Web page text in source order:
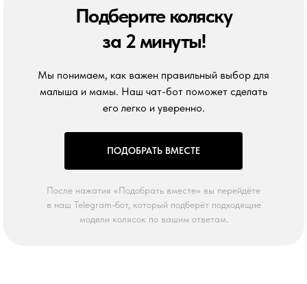
Подберите коляску
за 2 минуты!
После нажатия «Подобрать вместе» вы перейдёте
в наш Telegram-бот, который подберёт подходящие
модели колясок по вашим ответам.
Мы понимаем, как важен правильный выбор для
малыша и мамы. Наш чат-бот поможет сделать
его легко и уверенно.
ПОДОБРАТЬ ВМЕСТЕ